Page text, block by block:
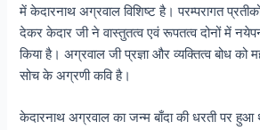
में केदारनाथ अग्रवाल विशिष्ट है। परम्परागत
देकर केदार जी ने वास्तुतत्व एवं रूपतत्व दोनों में
किया है। अग्रवाल जी प्रज्ञा और व्यक्तित्व बोध को
सोच के अग्रणी कवि है।
केदारनाथ अग्रवाल का जन्म बाँदा की धरती पर हुआ